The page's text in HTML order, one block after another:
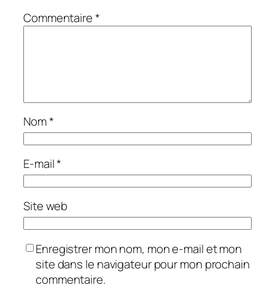
Commentaire*
Nom*
E-mail*
Site web
Enregistrer mon nom, mon e-mail et mon
site dans le navigateur pour mon prochain
commentaire.